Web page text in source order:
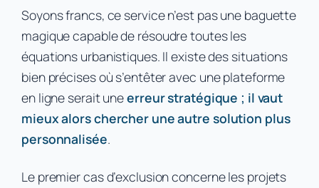
Soyons francs, ce service n’est pas une baguette
magique capable de résoudre toutes les
équations urbanistiques. Il existe des situations
bien précises où s’entêter avec une plateforme
en ligne serait uneerreur stratégique ; il vaut
mieux alors chercher une autre solution plus
personnalisée.
Le premier cas d’exclusion concerne les projets